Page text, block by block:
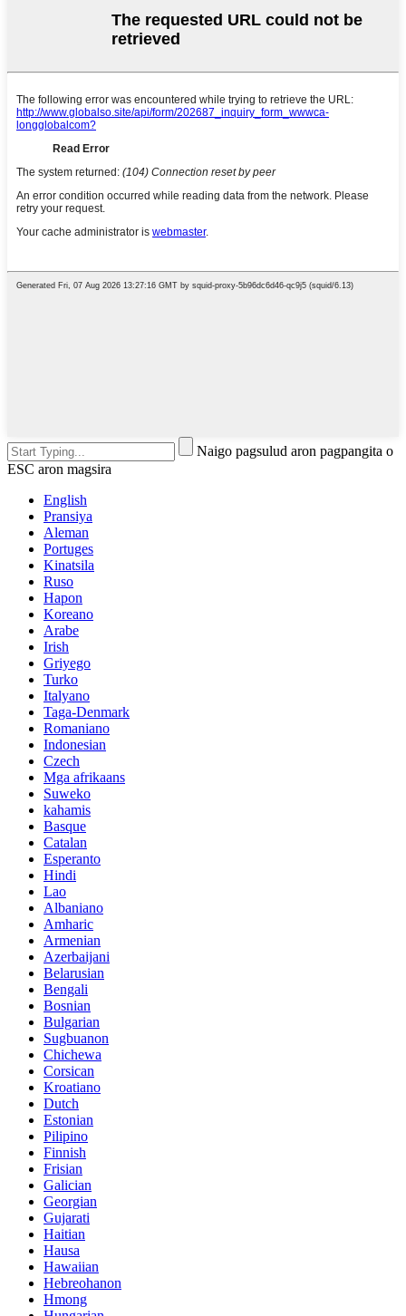
Naigo pagsulud aron pagpangita o
ESC aron magsira
English
Pransiya
Aleman
Portuges
Kinatsila
Ruso
Hapon
Koreano
Arabe
Irish
Griyego
Turko
Italyano
Taga-Denmark
Romaniano
Indonesian
Czech
Mga afrikaans
Suweko
kahamis
Basque
Catalan
Esperanto
Hindi
Lao
Albaniano
Amharic
Armenian
Azerbaijani
Belarusian
Bengali
Bosnian
Bulgarian
Sugbuanon
Chichewa
Corsican
Kroatiano
Dutch
Estonian
Pilipino
Finnish
Frisian
Galician
Georgian
Gujarati
Haitian
Hausa
Hawaiian
Hebreohanon
Hmong